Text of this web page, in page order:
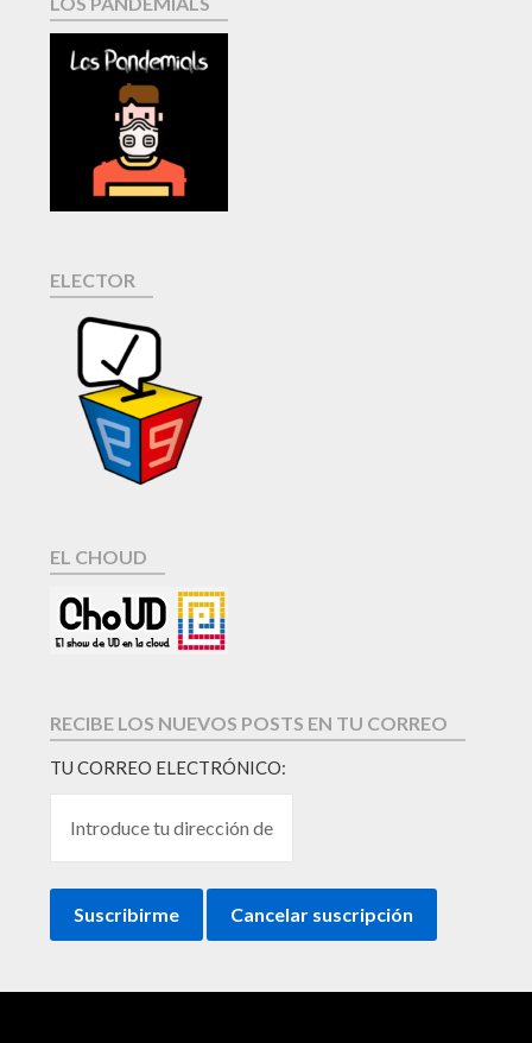
ELECTOR
EL CHOUD
RECIBE LOS NUEVOS POSTS EN TU CORREO
TU CORREO ELECTRÓNICO: